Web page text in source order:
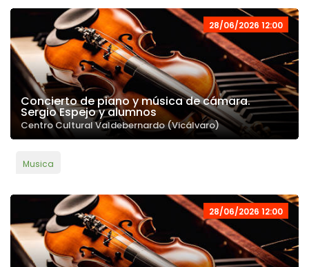
28/06/2026 12:00
Concierto de piano y música de cámara.
Sergio Espejo y alumnos
Centro Cultural Valdebernardo (Vicálvaro)
Musica
28/06/2026 12:00